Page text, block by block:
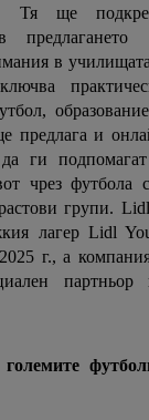
Тя ще
предлагането
в
предлага и
ги
чрез футбола
групи.
лагер Lidl
г., а
партньор